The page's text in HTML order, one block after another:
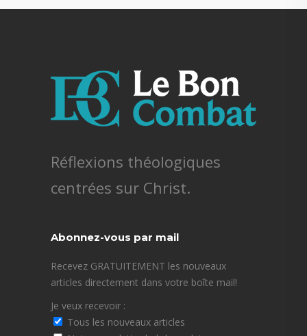
Réflexions théologiques
centrées sur Christ.
Abonnez-vous par mail
Recevez GRATUITEMENT les nouveaux
articles directement dans votre boîte mail!
Je veux recevoir :
Tous les nouveaux articles